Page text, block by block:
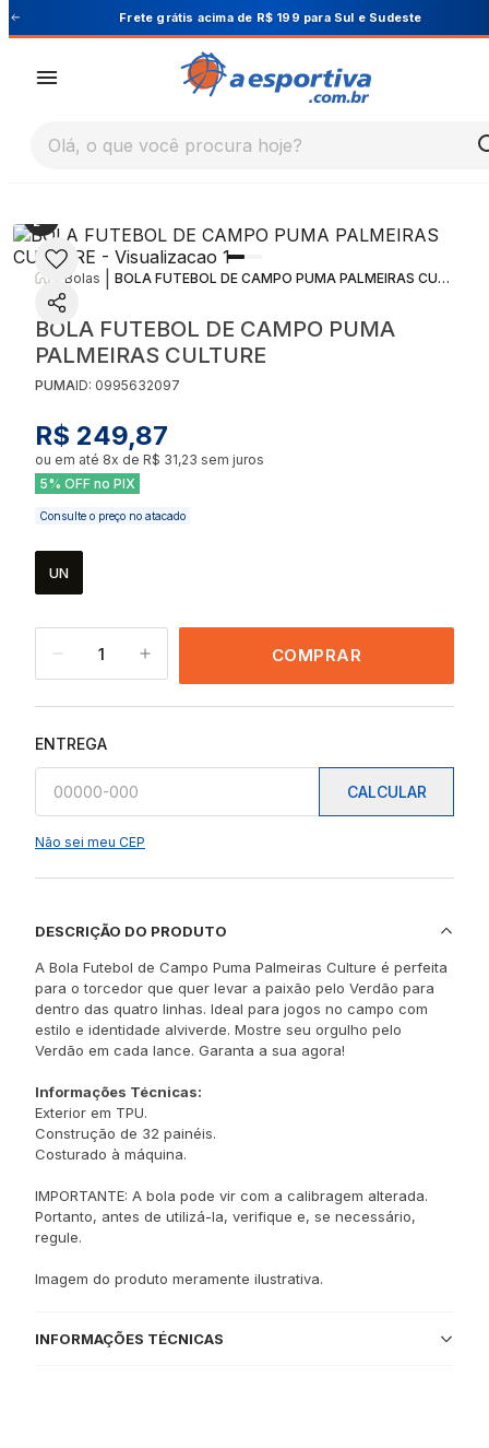
Cupom PRIMEIRA10 para 10% OFF na
Olá, o que você procura hoje?
Bolas BOLA FUTEBOL DE CAMPO PUMA PALMEIRAS CULTURE
BOLA FUTEBOL DE CAMPO PUMA
PALMEIRAS CULTURE
PUMAID: 0995632097
R$ 249,87
ou em até 8x de R$ 31,23 sem juros
5% OFF no PIX
Consulte o preço no atacado
UN
1 COMPRAR
ENTREGA
CALCULAR
Não sei meu CEP
DESCRIÇÃO DO PRODUTO
A Bola Futebol de Campo Puma Palmeiras Culture é perfeita
para o torcedor que quer levar a paixão pelo Verdão para
dentro das quatro linhas. Ideal para jogos no campo com
estilo e identidade alviverde. Mostre seu orgulho pelo
Verdão em cada lance. Garanta a sua agora!
Informações Técnicas:
Exterior em TPU.
Construção de 32 painéis.
Costurado à máquina.
IMPORTANTE: A bola pode vir com a calibragem alterada.
Portanto, antes de utilizá-la, verifique e, se necessário,
regule.
Imagem do produto meramente ilustrativa.
INFORMAÇÕES TÉCNICAS